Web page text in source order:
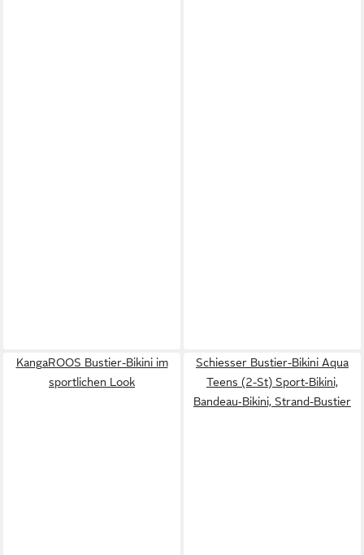
KangaROOS Bustier-Bikini im
sportlichen Look
Schiesser Bustier-Bikini Aqua
Teens (2-St) Sport‑Bikini,
Bandeau‑Bikini, Strand-Bustier